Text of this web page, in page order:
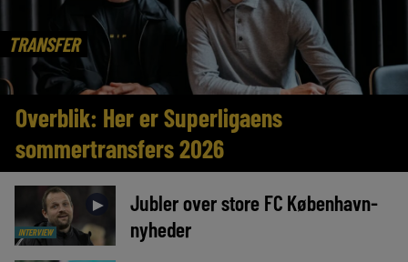
TRANSFER
Overblik: Her er Superligaens
sommertransfers 2026
INTERVIEW
►
Jubler over store FC København-
nyheder